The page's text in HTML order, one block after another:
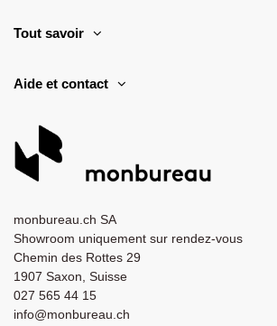
Tout savoir
Aide et contact
monbureau.ch SA
Showroom uniquement sur rendez-vous
Chemin des Rottes 29
1907 Saxon, Suisse
027 565 44 15
info@monbureau.ch